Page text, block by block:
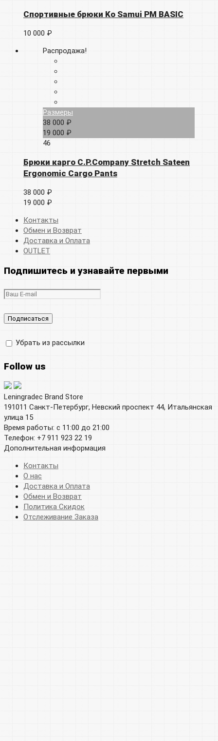
Спортивные брюки Ko Samui PM BASIC
10 000 ₽
Распродажа!
Размеры
38 000 ₽
19 000 ₽
46
Брюки карго C.P.Company Stretch Sateen
Ergonomic Cargo Pants
38 000 ₽
19 000 ₽
Контакты
Обмен и Возврат
Доставка и Оплата
OUTLET
Подпишитесь и узнавайте первыми
Убрать из рассылки
Follow us
Leningradec Brand Store
191011 Санкт-Петербург, Невский проспект 44, Итальянская
улица 15
Время работы: с 11:00 до 21:00
Телефон: +7 911 923 22 19
Дополнительная информация
Контакты
О нас
Доставка и Оплата
Обмен и Возврат
Политика Скидок
Отслеживание Заказа